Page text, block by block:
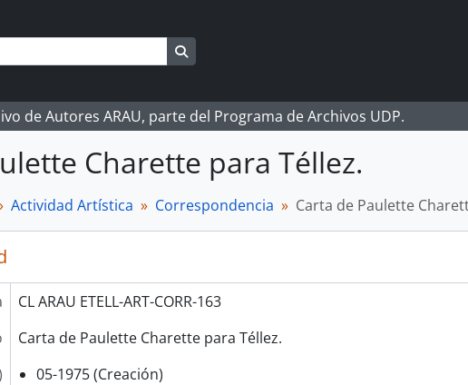
de Autores ARAU, parte del Programa de Archivos UDP.
Charette para Téllez.
Actividad Artística Correspondencia Carta de Paulette
CL ARAU ETELL-ART-CORR-163
Carta de Paulette Charette para Téllez.
05-1975 (Creación)